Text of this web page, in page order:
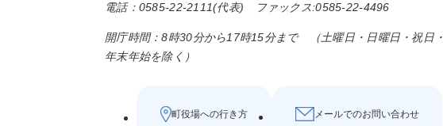
電話：0585-22-2111(代表) ファックス:0585-22-4496
開庁時間：8時30分から17時15分まで （土曜日・日曜日・祝日・
年末年始を除く）
町役場への行き方 メールでのお問い合わせ